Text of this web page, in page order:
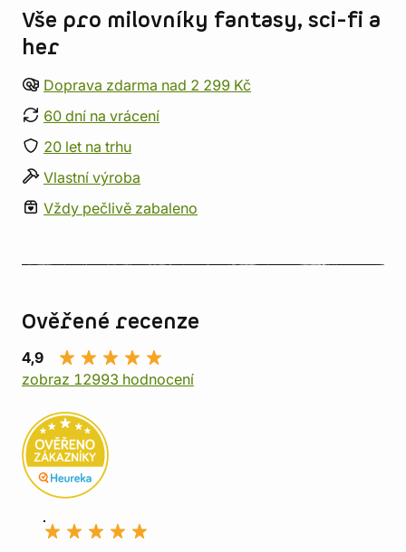
Vše pro milovníky fantasy, sci-fi a
her
Doprava zdarma nad 2 299 Kč
60 dní na vrácení
20 let na trhu
Vlastní výroba
Vždy pečlivě zabaleno
Ověřené recenze
4,9
zobraz 12993 hodnocení